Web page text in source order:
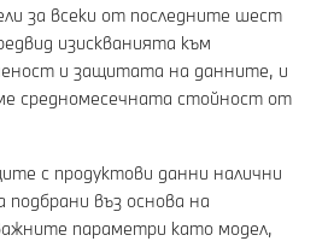
за всеки от последните шест
изискванията към
и защитата на данните, и
средномесечната стойност от
с продуктови данни налични
подбрани въз основа на
параметри като модел,